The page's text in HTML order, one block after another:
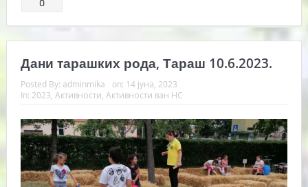
0
Дани тарашких рода, Тараш 10.6.2023.
Posted By: adminmika on: 14 јуна, 2023
In: 2023 Активности Активности ван НС